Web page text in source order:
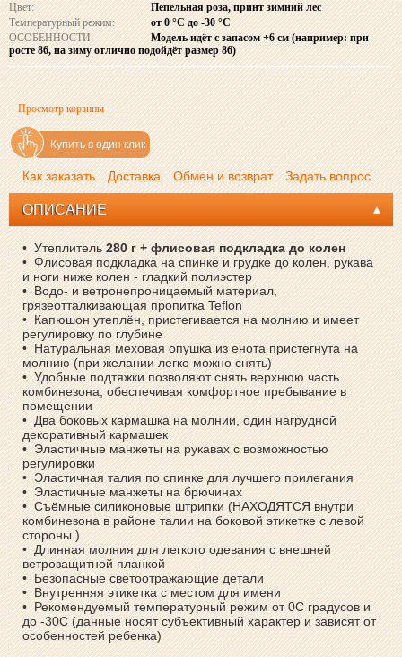
Цвет:
Пепельная роза, принт зимний лес
Температурный режим:
от 0 °C до -30 °C
ОСОБЕННОСТИ:
Модель идёт с запасом +6 см (например: при
росте 86, на зиму отлично подойдёт размер 86)
Просмотр корзины
Купить в один клик
Как заказать Доставка Обмен и возврат Задать вопрос
ОПИСАНИЕ
• Утеплитель280 г + флисовая подкладка до колен
• Флисовая подкладка на спинке и грудке до колен, рукава
и ноги ниже колен - гладкий полиэстер
• Водо- и ветронепроницаемый материал,
грязеотталкивающая пропитка Teflon
• Капюшон утеплён, пристегивается на молнию и имеет
регулировку по глубине
• Натуральная меховая опушка из енота пристегнута на
молнию (при желании легко можно снять)
• Удобные подтяжки позволяют снять верхнюю часть
комбинезона, обеспечивая комфортное пребывание в
помещении
• Два боковых кармашка на молнии, один нагрудной
декоративный кармашек
• Эластичные манжеты на рукавах с возможностью
регулировки
• Эластичная талия по спинке для лучшего прилегания
• Эластичные манжеты на брючинах
• Съёмные силиконовые штрипки (НАХОДЯТСЯ внутри
комбинезона в районе талии на боковой этикетке с левой
стороны )
• Длинная молния для легкого одевания с внешней
ветрозащитной планкой
• Безопасные светоотражающие детали
• Внутренняя этикетка с местом для имени
• Рекомендуемый температурный режим от 0С градусов и
до -30С (данные носят субъективный характер и зависят от
особенностей ребенка)